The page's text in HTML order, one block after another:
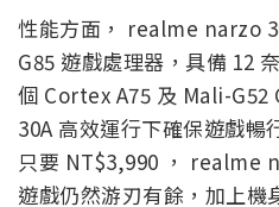
性能方面， realme narzo
G85 遊戲處理器，具備 12
個 Cortex A75 及 Mali-G52
30A 高效運行下確保遊戲暢
只要 NT$3,990 ， realme
遊戲仍然游刃有餘，加上機